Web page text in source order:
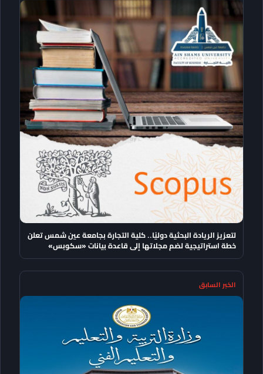
لتعزيز الريادة البحثية دوليًا.. كلية التجارة بجامعة عين شمس تعلن
خطة استراتيجية لضم مجلاتها إلى قاعدة بيانات «سكوبس»
الخبر السابق